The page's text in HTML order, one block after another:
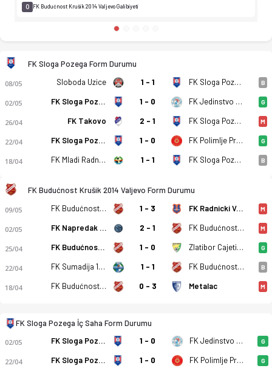
FK Sloga Pozega - FK Budućnost Krušik 2014 Valjevo 1-1
0 FK Budućnost Krušik 2014 Valjevo Galibiyeti
FK Sloga Pozega Form Durumu
08/05 Sloboda Uzice 1 - 1 FK Sloga Pozega B
02/05 FK Sloga Pozega 1 - 0 FK Jedinstvo Putevi G
26/04 FK Takovo 2 - 1 FK Sloga Pozega M
22/04 FK Sloga Pozega 1 - 0 FK Polimlje Prijepolje G
18/04 FK Mladi Radnik 1940 Radinac 1 - 1 FK Sloga Pozega B
FK Budućnost Krušik 2014 Valjevo Form Durumu
09/05 FK Budućnost Krušik 2014 Valjevo 1 - 3 FK Radnicki Valjevo M
02/05 FK Napredak Markovac 2 - 1 FK Budućnost Krušik 2014 Valjevo M
25/04 FK Budućnost Krušik 2014 Valjevo 1 - 0 Zlatibor Cajetina G
22/04 FK Sumadija 1903 Kragujevac 1 - 1 FK Budućnost Krušik 2014 Valjevo B
18/04 FK Budućnost Krušik 2014 Valjevo 0 - 3 Metalac M
FK Sloga Pozega İç Saha Form Durumu
02/05 FK Sloga Pozega 1 - 0 FK Jedinstvo Putevi G
22/04 FK Sloga Pozega 1 - 0 FK Polimlje Prijepolje G